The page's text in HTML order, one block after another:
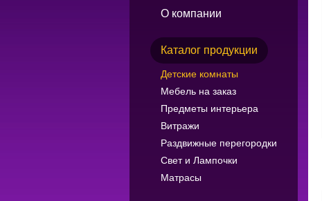
О компании
Каталог продукции
Детские комнаты
Мебель на заказ
Предметы интерьера
Витражи
Раздвижные перегородки
Свет и Лампочки
Матрасы